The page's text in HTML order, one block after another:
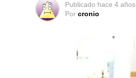
Publicado hace 4 años
Por cronio